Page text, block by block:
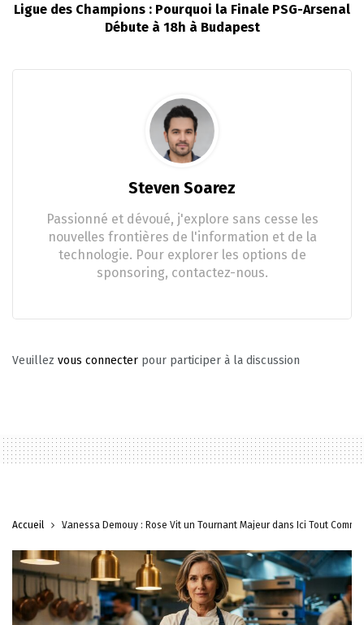
Ligue des Champions : Pourquoi la Finale PSG-Arsenal
Débute à 18h à Budapest
Steven Soarez
Passionné et dévoué, j'explore sans cesse les
nouvelles frontières de l'information et de la
technologie. Pour explorer les options de
sponsoring, contactez-nous.
Veuillez vous connecter pour participer à la discussion
Accueil Vanessa Demouy : Rose Vit un Tournant Majeur dans Ici Tout